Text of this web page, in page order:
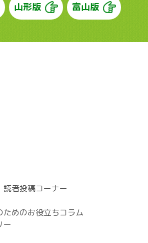
山形版 富山版
者投稿コーナー
ためのお役立ちコラム
ー